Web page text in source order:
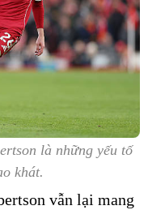
là những yếu tố
khát.
vẫn lại mang